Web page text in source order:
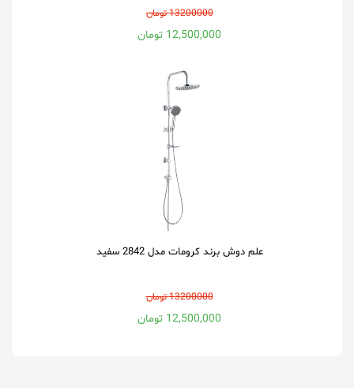
13200000 تومان
12,500,000 تومان
علم دوش برند کرومات مدل 2842 سفید
13200000 تومان
12,500,000 تومان